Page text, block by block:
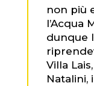
non più
l’Acqua
dunque
Villa
Natalini,